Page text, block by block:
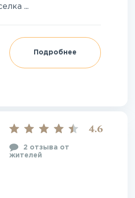
...
Подробнее
4.6
2 отзыва от
жителей